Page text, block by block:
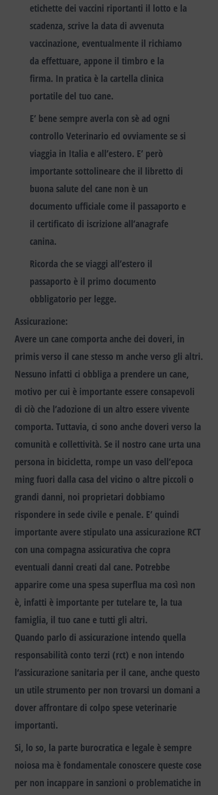
etichette dei vaccini riportanti il lotto e la
scadenza, scrive la data di avvenuta
vaccinazione, eventualmente il richiamo
da effettuare, appone il timbro e la
firma. In pratica è la cartella clinica
portatile del tuo cane.
E’ bene sempre averla con sè ad ogni
controllo Veterinario ed ovviamente se si
viaggia in Italia e all’estero. E’ però
importante sottolineare che il libretto di
buona salute del cane non è un
documento ufficiale come il passaporto e
il certificato di iscrizione all’anagrafe
canina.
Ricorda che se viaggi all’estero il
passaporto è il primo documento
obbligatorio per legge.
Assicurazione:
Avere un cane comporta anche dei doveri, in
primis verso il cane stesso m anche verso gli altri.
Nessuno infatti ci obbliga a prendere un cane,
motivo per cui è importante essere consapevoli
di ciò che l’adozione di un altro essere vivente
comporta. Tuttavia, ci sono anche doveri verso la
comunità e collettività. Se il nostro cane urta una
persona in bicicletta, rompe un vaso dell’epoca
ming fuori dalla casa del vicino o altre piccoli o
grandi danni, noi proprietari dobbiamo
rispondere in sede civile e penale. E’ quindi
importante avere stipulato una assicurazione RCT
con una compagna assicurativa che copra
eventuali danni creati dal cane. Potrebbe
apparire come una spesa superflua ma così non
è, infatti è importante per tutelare te, la tua
famiglia, il tuo cane e tutti gli altri.
Quando parlo di assicurazione intendo quella
responsabilità conto terzi (rct) e non intendo
l‘assicurazione sanitaria per il cane, anche questo
un utile strumento per non trovarsi un domani a
dover affrontare di colpo spese veterinarie
importanti.
Si, lo so, la parte burocratica e legale è sempre
noiosa ma è fondamentale conoscere queste cose
per non incappare in sanzioni o problematiche in